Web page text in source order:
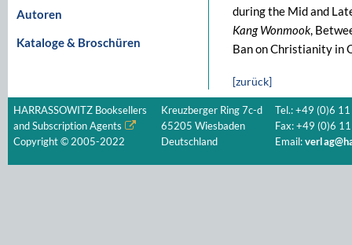
Autoren
Kataloge & Broschüren
during the Mid and
Kang Wonmook,
Ban on Christianity in
[zurück]
HARRASSOWITZ Booksellers
and Subscription Agents
Copyright © 2005-2022
Kreuzberger Ring 7c-d
65205 Wiesbaden
Deutschland
Tel.: +49 (0)6
Fax: +49 (0)6
Email: